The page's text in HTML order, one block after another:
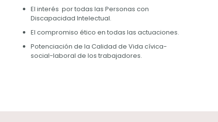
El interés por todas las Personas con
Discapacidad Intelectual.
El compromiso ético en todas las actuaciones.
Potenciación de la Calidad de Vida cívica-
social-laboral de los trabajadores.